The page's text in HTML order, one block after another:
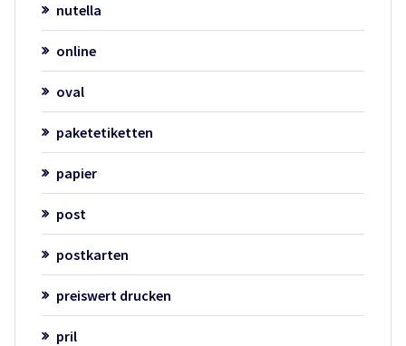
nutella
online
oval
paketetiketten
papier
post
postkarten
preiswert drucken
pril